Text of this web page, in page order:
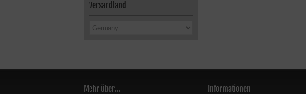
Versandland
Mehr über... Informationen